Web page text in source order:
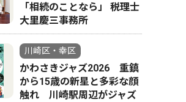
「相続のことなら」 税理士
大里慶三事務所
川崎区・幸区
かわさきジャズ2026 重鎮
から15歳の新星と多彩な顔
触れ 川崎駅周辺がジャズ